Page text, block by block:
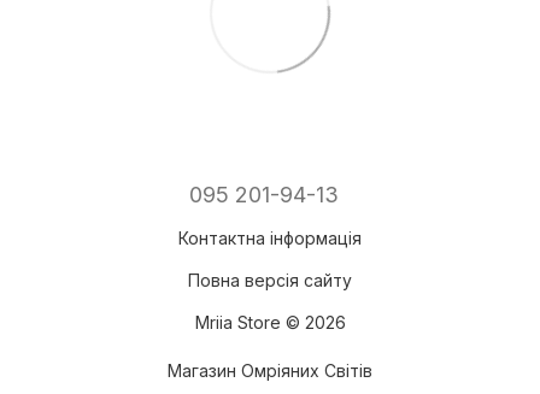
095 201-94-13
Контактна інформація
Повна версія сайту
Mriia Store © 2026
Магазин Омріяних Світів